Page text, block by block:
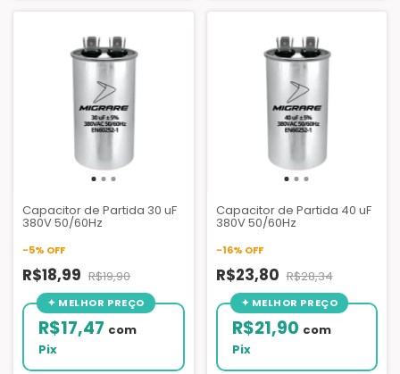
Capacitor de Partida 30 uF
380V 50/60Hz
-5% OFF
R$18,99 R$19,90
R$17,47 com
Pix
Capacitor de Partida 40 uF
380V 50/60Hz
-16% OFF
R$23,80 R$28,34
R$21,90 com
Pix